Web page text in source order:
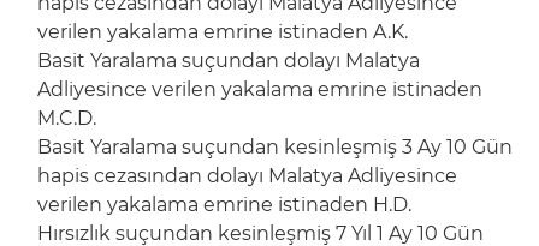
verilen yakalama emrine istinaden A.K.
Basit Yaralama suçundan dolayı Malatya
Adliyesince verilen yakalama emrine istinaden
M.C.D.
Basit Yaralama suçundan kesinleşmiş 3 Ay 10 Gün
hapis cezasından dolayı Malatya Adliyesince
verilen yakalama emrine istinaden H.D.
Hırsızlık suçundan kesinleşmiş 7 Yıl 1 Ay 10 Gün